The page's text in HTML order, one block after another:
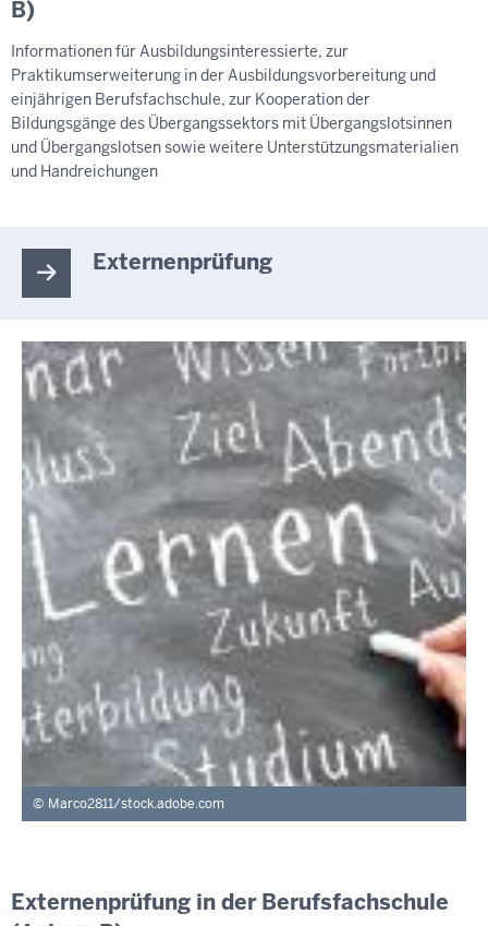
B)
Informationen für Ausbildungsinteressierte, zur
Praktikumserweiterung in der Ausbildungsvorbereitung und
einjährigen Berufsfachschule, zur Kooperation der
Bildungsgänge des Übergangssektors mit Übergangslotsinnen
und Übergangslotsen sowie weitere Unterstützungsmaterialien
und Handreichungen
Externenprüfung
Marco2811/stock.adobe.com
Externenprüfung in der Berufsfachschule